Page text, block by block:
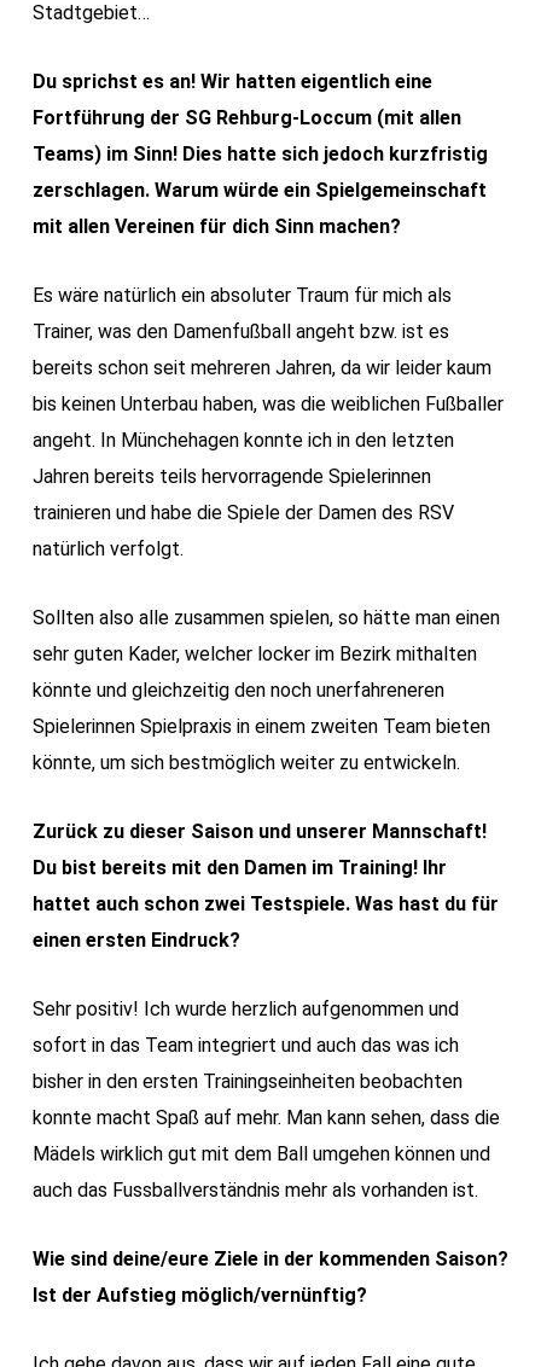
Stadtgebiet…
Du sprichst es an! Wir hatten eigentlich eine
Fortführung der SG Rehburg-Loccum (mit allen
Teams) im Sinn! Dies hatte sich jedoch kurzfristig
zerschlagen. Warum würde ein Spielgemeinschaft
mit allen Vereinen für dich Sinn machen?
Es wäre natürlich ein absoluter Traum für mich als
Trainer, was den Damenfußball angeht bzw. ist es
bereits schon seit mehreren Jahren, da wir leider kaum
bis keinen Unterbau haben, was die weiblichen Fußballer
angeht. In Münchehagen konnte ich in den letzten
Jahren bereits teils hervorragende Spielerinnen
trainieren und habe die Spiele der Damen des RSV
natürlich verfolgt.
Sollten also alle zusammen spielen, so hätte man einen
sehr guten Kader, welcher locker im Bezirk mithalten
könnte und gleichzeitig den noch unerfahreneren
Spielerinnen Spielpraxis in einem zweiten Team bieten
könnte, um sich bestmöglich weiter zu entwickeln.
Zurück zu dieser Saison und unserer Mannschaft!
Du bist bereits mit den Damen im Training! Ihr
hattet auch schon zwei Testspiele. Was hast du für
einen ersten Eindruck?
Sehr positiv! Ich wurde herzlich aufgenommen und
sofort in das Team integriert und auch das was ich
bisher in den ersten Trainingseinheiten beobachten
konnte macht Spaß auf mehr. Man kann sehen, dass die
Mädels wirklich gut mit dem Ball umgehen können und
auch das Fussballverständnis mehr als vorhanden ist.
Wie sind deine/eure Ziele in der kommenden Saison?
Ist der Aufstieg möglich/vernünftig?